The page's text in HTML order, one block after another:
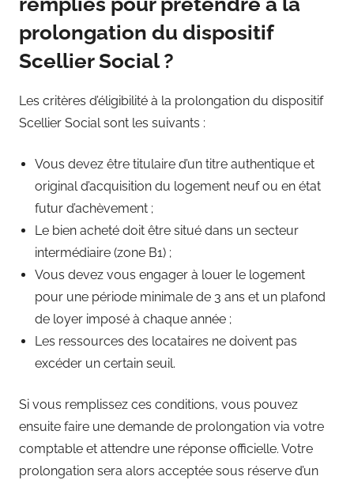
prolongation du dispositif
Scellier Social ?
Les critères d’éligibilité à la prolongation du dispositif
Scellier Social sont les suivants :
Vous devez être titulaire d’un titre authentique et
original d’acquisition du logement neuf ou en état
futur d’achèvement ;
Le bien acheté doit être situé dans un secteur
intermédiaire (zone B1) ;
Vous devez vous engager à louer le logement
pour une période minimale de 3 ans et un plafond
de loyer imposé à chaque année ;
Les ressources des locataires ne doivent pas
excéder un certain seuil.
Si vous remplissez ces conditions, vous pouvez
ensuite faire une demande de prolongation via votre
comptable et attendre une réponse officielle. Votre
prolongation sera alors acceptée sous réserve d’un